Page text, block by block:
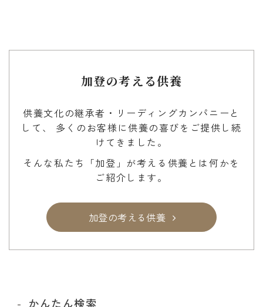
加登の考える供養
供養文化の継承者・リーディングカンパニーと
して、
多くのお客様に供養の喜びをご提供し続
けてきました。
そんな私たち「加登」が考える供養とは何かを
ご紹介します。
加登の考える供養
かんたん検索